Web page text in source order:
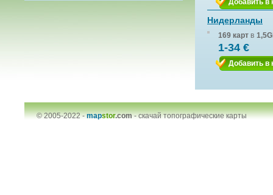
Добавить в
Нидерланды
169 карт в
1-34 €
Добавить в
© 2005-2022 -mapstor.com-скачай топографические карты